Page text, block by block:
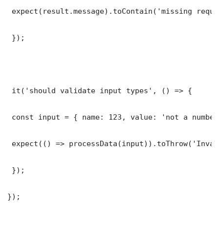
expect(result.message).toContain('missing
});
it('should validate input types', () => {
const input = { name: 123, value: 'not a
expect(() =>
});
});